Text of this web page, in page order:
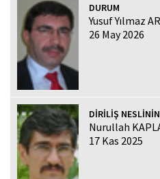
DURUM
Yusuf Yılmaz
26 May 2026
DİRİLİŞ
Nurullah
17 Kas 2025